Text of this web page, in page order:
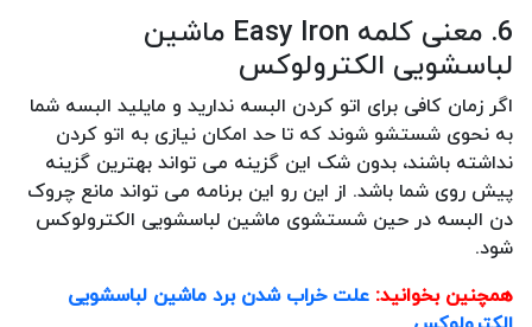
6. معنی کلمه Easy Iron ماشین
لباسشویی الکترولوکس
اگر زمان کافی برای اتو کردن البسه ندارید و مایلید البسه شما
به نحوی شستشو شوند که تا حد امکان نیازی به اتو کردن
نداشته باشند، بدون شک این گزینه می تواند بهترین گزینه
پیش روی شما باشد. از این رو این برنامه می تواند مانع چروک
دن البسه در حین شستشوی ماشین لباسشویی الکترولوکس
شود.
همچنین بخوانید: علت خراب شدن برد ماشین لباسشویی